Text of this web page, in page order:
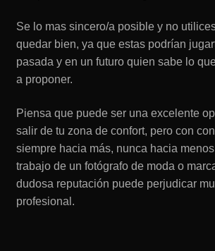
Se lo mas sincero/a posible y no
quedar bien, ya que estas podrían
pasada y en un futuro quien sabe lo
a proponer.
Piensa que puede ser una excelente
salir de tu zona de confort, pero con
siempre hacia más, nunca hacia
trabajo de un fotógrafo de moda o
dudosa reputación puede perjudicar
profesional.